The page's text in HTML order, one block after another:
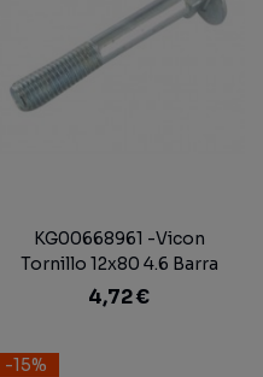
KG00668961 -Vicon
Tornillo 12x80 4.6 Barra
Corte Segadora Discos
4,72 €
-15%